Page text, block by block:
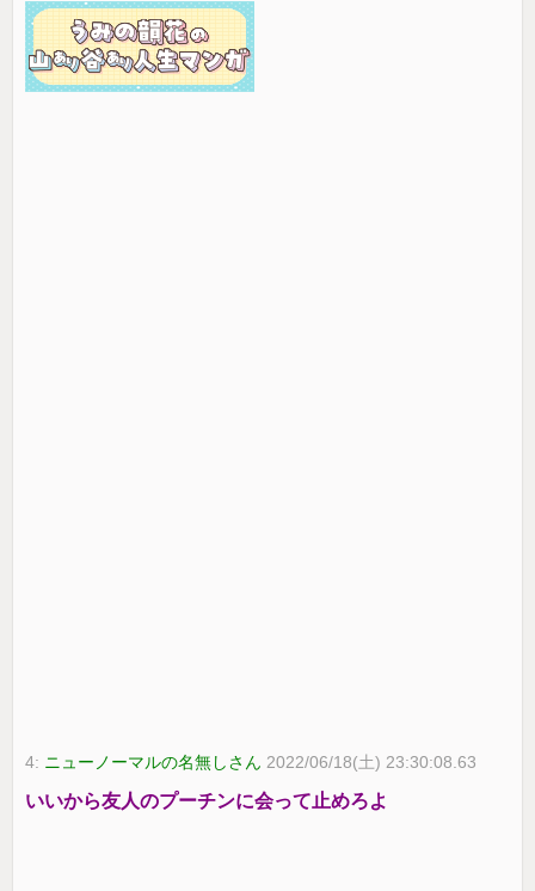
4: ニューノーマルの名無しさん 2022/06/18(土) 23:30:08.63
いいから友人のプーチンに会って止めろよ